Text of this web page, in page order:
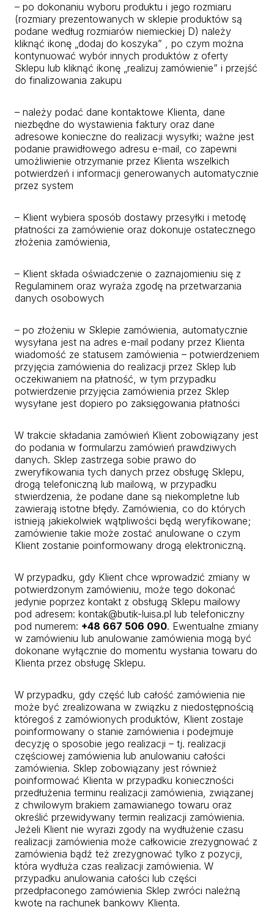
– po dokonaniu wyboru produktu i jego rozmiaru
(rozmiary prezentowanych w sklepie produktów są
podane według rozmiarów niemieckiej D) należy
kliknąć ikonę „dodaj do koszyka” , po czym można
kontynuować wybór innych produktów z oferty
Sklepu lub kliknąć ikonę „realizuj zamówienie” i przejść
do finalizowania zakupu
– należy podać dane kontaktowe Klienta, dane
niezbędne do wystawienia faktury oraz dane
adresowe konieczne do realizacji wysyłki; ważne jest
podanie prawidłowego adresu e-mail, co zapewni
umożliwienie otrzymanie przez Klienta wszelkich
potwierdzeń i informacji generowanych automatycznie
przez system
– Klient wybiera sposób dostawy przesyłki i metodę
płatności za zamówienie oraz dokonuje ostatecznego
złożenia zamówienia,
– Klient składa oświadczenie o zaznajomieniu się z
Regulaminem oraz wyraża zgodę na przetwarzania
danych osobowych
– po złożeniu w Sklepie zamówienia, automatycznie
wysyłana jest na adres e-mail podany przez Klienta
wiadomość ze statusem zamówienia – potwierdzeniem
przyjęcia zamówienia do realizacji przez Sklep lub
oczekiwaniem na płatność, w tym przypadku
potwierdzenie przyjęcia zamówienia przez Sklep
wysyłane jest dopiero po zaksięgowania płatności
W trakcie składania zamówień Klient zobowiązany jest
do podania w formularzu zamówień prawdziwych
danych. Sklep zastrzega sobie prawo do
zweryfikowania tych danych przez obsługę Sklepu,
drogą telefoniczną lub mailową, w przypadku
stwierdzenia, że podane dane są niekompletne lub
zawierają istotne błędy. Zamówienia, co do których
istnieją jakiekolwiek wątpliwości będą weryfikowane;
zamówienie takie może zostać anulowane o czym
Klient zostanie poinformowany drogą elektroniczną.
W przypadku, gdy Klient chce wprowadzić zmiany w
potwierdzonym zamówieniu, może tego dokonać
jedynie poprzez kontakt z obsługą Sklepu mailowy
pod adresem: kontak@butik-luisa.pl lub telefoniczny
pod numerem: +48 667 506 090. Ewentualne zmiany
w zamówieniu lub anulowanie zamówienia mogą być
dokonane wyłącznie do momentu wysłania towaru do
Klienta przez obsługę Sklepu.
W przypadku, gdy część lub całość zamówienia nie
może być zrealizowana w związku z niedostępnością
któregoś z zamówionych produktów, Klient zostaje
poinformowany o stanie zamówienia i podejmuje
decyzję o sposobie jego realizacji – tj. realizacji
częściowej zamówienia lub anulowaniu całości
zamówienia. Sklep zobowiązany jest również
poinformować Klienta w przypadku konieczności
przedłużenia terminu realizacji zamówienia, związanej
z chwilowym brakiem zamawianego towaru oraz
określić przewidywany termin realizacji zamówienia.
Jeżeli Klient nie wyrazi zgody na wydłużenie czasu
realizacji zamówienia może całkowicie zrezygnować z
zamówienia bądź też zrezygnować tylko z pozycji,
która wydłuża czas realizacji zamówienia. W
przypadku anulowania całości lub części
przedpłaconego zamówienia Sklep zwróci należną
kwotę na rachunek bankowy Klienta.